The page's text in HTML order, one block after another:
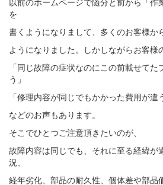
を
書くようになりまして、多くのお客様か
ようになりました。しかしながらお客様
「同じ故障の症状なのにこの前載せて
う」
「修理内容が同じでもかかった費用が違
などのお声もあります。
そこでひとつご注意頂きたいのが、
故障内容は同じでも、それに至る経緯が
況、
経年劣化、部品の耐久性、個体差や部品